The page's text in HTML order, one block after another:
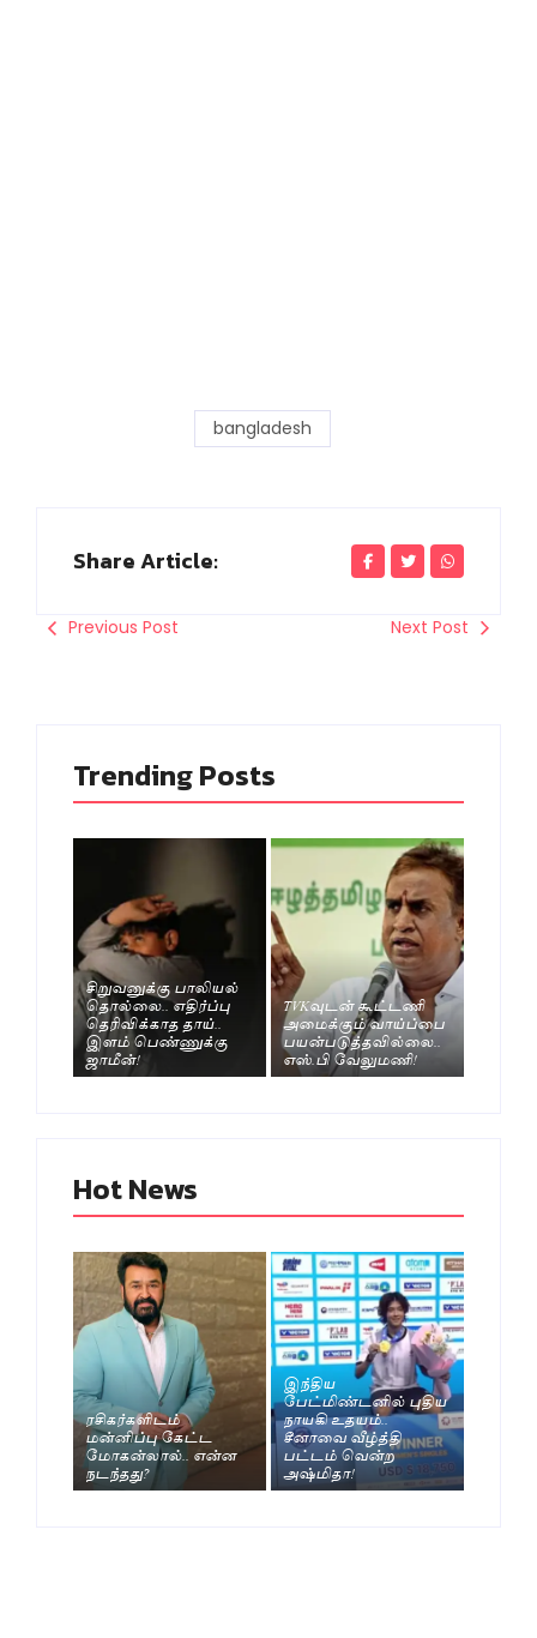
bangladesh
Share Article:
Previous Post Next Post
Trending Posts
சிறுவனுக்கு பாலியல்
தொல்லை.. எதிர்ப்பு
தெரிவிக்காத தாய்..
இளம் பெண்ணுக்கு
ஜாமீன்!
TVKவுடன் கூட்டணி
அமைக்கும் வாய்ப்பை
பயன்படுத்தவில்லை..
எஸ்.பி வேலுமணி!
Hot News
ரசிகர்களிடம்
மன்னிப்பு கேட்ட
மோகன்லால்.. என்ன
நடந்தது?
இந்திய
பேட்மிண்டனில் புதிய
நாயகி உதயம்..
சீனாவை வீழ்த்தி
பட்டம் வென்ற
அஷ்மிதா!